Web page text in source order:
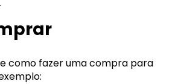
como fazer uma compra para